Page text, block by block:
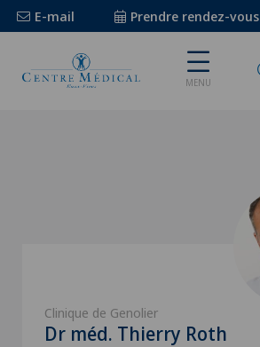
E-mail Prendre rendez-vous
MENU
Clinique de Genolier
Dr méd. Thierry Roth